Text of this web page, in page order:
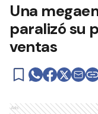
Una
paralizó su
ventas
Ads